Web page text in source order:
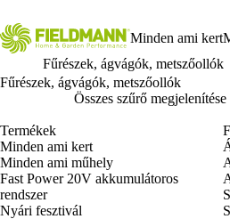
Minden ami kert
Fűrészek, ágvágók, metszőollók
Fűrészek, ágvágók, metszőollók
Összes szűrő megjelenítése
Termékek
Minden ami kert
Minden ami műhely
Fast Power 20V akkumulátoros
rendszer
Nyári fesztivál